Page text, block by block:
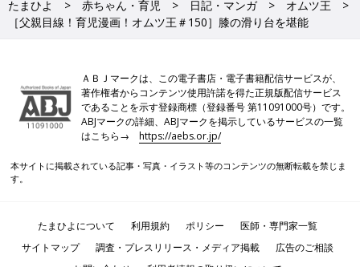
たまひよ 赤ちゃん・育児 日記・マンガ
オムツ王
［父親目線！育児漫画！オムツ王＃150］膝の滑り台を堪能
ＡＢＪマークは、この電子書店・電子書籍配信サービスが、
著作権者からコンテンツ使用許諾を得た正規版配信サービス
であることを示す登録商標（登録番号 第11091000号）です。
ABJマークの詳細、ABJマークを掲示しているサービスの一覧
はこちら→https://aebs.or.jp/
本サイトに掲載されている記事・写真・イラスト等のコンテンツの無断転載を禁じま
す。
たまひよについて 利用規約 ポリシー
医師・専門家一覧
サイトマップ
調査・プレスリリース・メディア掲載
広告のご相談